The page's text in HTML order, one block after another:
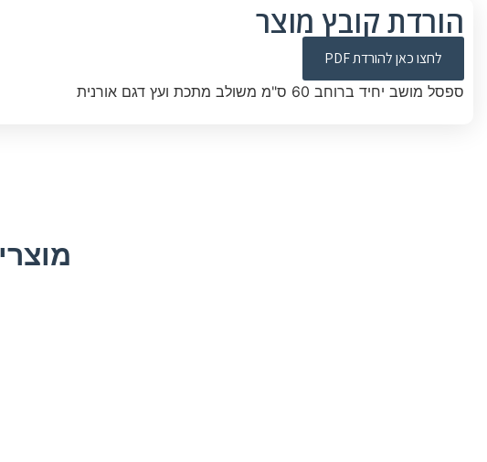
הורדת קובץ מוצר
לחצו כאן להורדת PDF
ספסל מושב יחיד ברוחב 60 ס"מ משולב מתכת ועץ דגם אורנית